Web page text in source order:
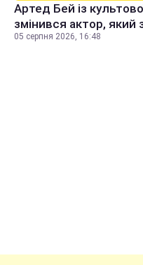
Артед Бей із
змінився актор, який
05 серпня 2026, 16:48